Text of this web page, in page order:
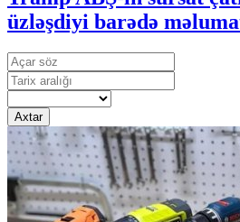
üzləşdiyi barədə
Axtar